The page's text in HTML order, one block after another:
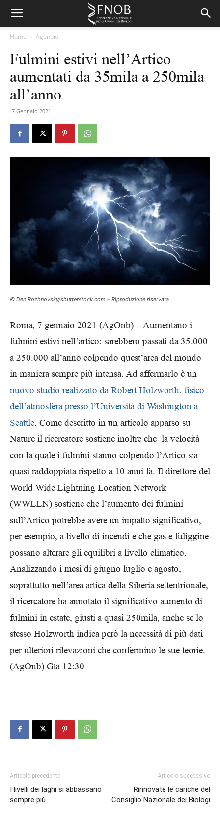
Home Agenbio
Fulmini estivi nell’Artico
aumentati da 35mila a 250mila
all’anno
7 Gennaio 2021
© Den Rozhnovsky/shutterstock.com – Riproduzione riservata
Roma, 7 gennaio 2021 (AgOnb) – Aumentano i
fulmini estivi nell’artico: sarebbero passati da 35.000
a 250.000 all’anno colpendo quest’area del mondo
in maniera sempre più intensa. Ad affermarlo è un
nuovo studio realizzato da Robert Holzworth, fisico
dell’atmosfera presso l’Università di Washington a
Seattle. Come descritto in un articolo apparso su
Nature il ricercatore sostiene inoltre che la velocità
con la quale i fulmini stanno colpendo l’Artico sia
quasi raddoppiata rispetto a 10 anni fa. Il direttore del
World Wide Lightning Location Network
(WWLLN) sostiene che l’aumento dei fulmini
sull’Artico potrebbe avere un impatto significativo,
per esempio, a livello di incendi e che gas e fuliggine
possano alterare gli equilibri a livello climatico.
Analizzando i mesi di giugno luglio e agosto,
soprattutto nell’area artica della Siberia settentrionale,
il ricercatore ha annotato il significativo aumento di
fulmini in estate, giusti a quasi 250mila, anche se lo
stesso Holzworth indica però la necessità di più dati
per ulteriori rilevazioni che confermino le sue teorie.
(AgOnb) Gta 12:30
Articolo precedente
I livelli dei laghi si abbassano
sempre più
Articolo successivo
Rinnovate le cariche del
Consiglio Nazionale dei Biologi